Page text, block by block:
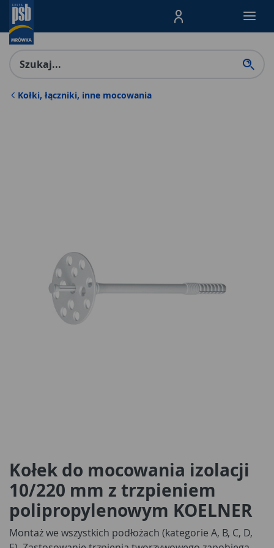
Menu Produktów,
Kołki, łączniki, inne mocowania
Kołek do mocowania izolacji
10/220 mm z trzpieniem
polipropylenowym KOELNER
Montaż we wszystkich podłożach (kategorie A, B, C, D,